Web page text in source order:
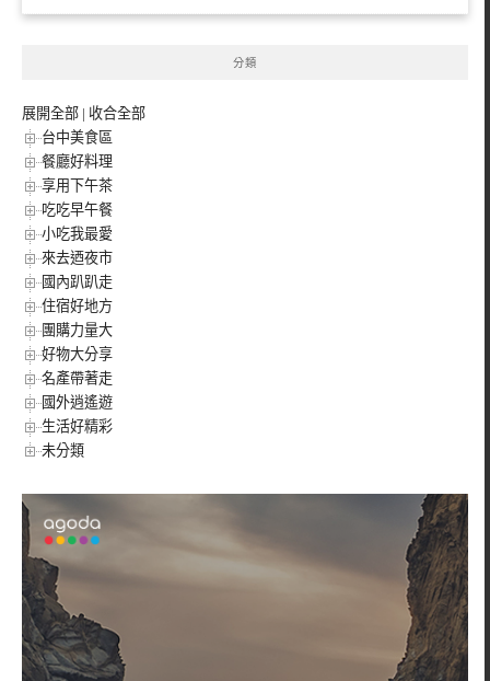
分類
展開全部 | 收合全部
台中美食區
餐廳好料理
享用下午茶
吃吃早午餐
小吃我最愛
來去迺夜市
國內趴趴走
住宿好地方
團購力量大
好物大分享
名產帶著走
國外逍遙遊
生活好精彩
未分類